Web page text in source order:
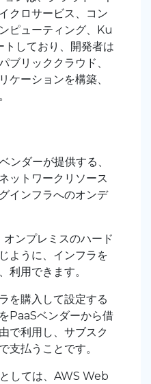
クロサービス、コン
ピューティング、Ku
しており、開発者は
ブリッククラウド、
ケーションを構築、
ンダーが提供する、
ットワークリソース
インフラへのオンデ
ンプレミスのハード
ように、インフラを
利用できます。
を購入して設定する
PaaSベンダーから借
で利用し、サブスク
支払うことです。
しては、AWS Web